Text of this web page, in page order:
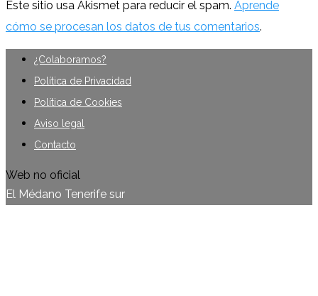
Este sitio usa Akismet para reducir el spam. Aprende
cómo se procesan los datos de tus comentarios.
¿Colaboramos?
Política de Privacidad
Política de Cookies
Aviso legal
Contacto
Web no oficial
El Médano Tenerife sur